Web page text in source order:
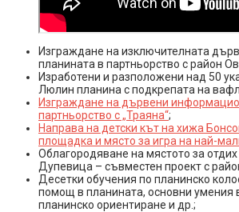
Изграждане на изключителната
планината в партньорство с район
Изработени и разположени над 50
Люлин планина с подкрепата на
Изграждане на дървени
партньорство с „Траяна“;
Направа на детски кът на хижа
площадка и място за игра на най-
Облагородяване на мястото за отдих
Дупевица – съвместен проект с
Десетки обучения по планинско
помощ в планината, основни умения
планинско ориентиране и др.;